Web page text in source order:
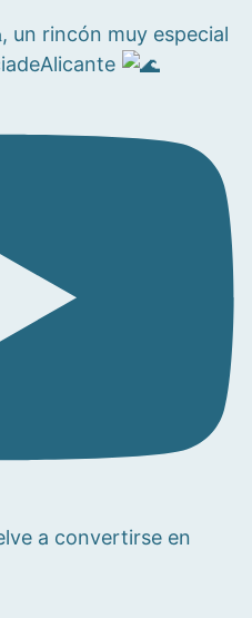
un rincón muy especial
a convertirse en